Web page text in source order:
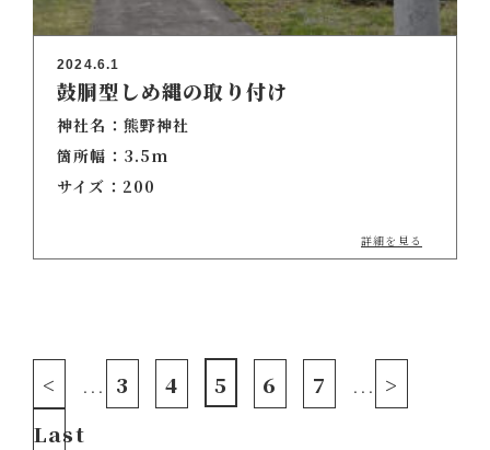
2024.6.1
鼓胴型しめ縄の取り付け
神社名：熊野神社
箇所幅：3.5m
サイズ：200
詳細を見る
< ... 3 4 5 6 7 ... >
Last